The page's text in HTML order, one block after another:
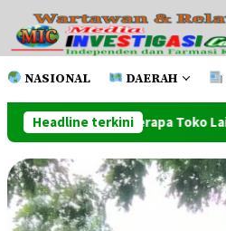
NASIONAL DAERAH
Headline terkini
Toko Lainnya Ludes Dilahap Api